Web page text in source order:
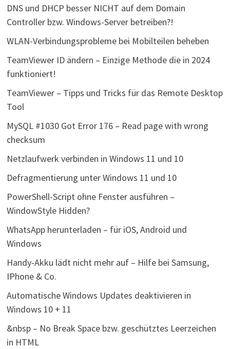
DNS und DHCP besser NICHT auf dem Domain
Controller bzw. Windows-Server betreiben?!
WLAN-Verbindungsprobleme bei Mobilteilen beheben
TeamViewer ID ändern – Einzige Methode die in 2024
funktioniert!
TeamViewer – Tipps und Tricks für das Remote Desktop
Tool
MySQL #1030 Got Error 176 – Read page with wrong
checksum
Netzlaufwerk verbinden in Windows 11 und 10
Defragmentierung unter Windows 11 und 10
PowerShell-Script ohne Fenster ausführen –
WindowStyle Hidden?
WhatsApp herunterladen – für iOS, Android und
Windows
Handy-Akku lädt nicht mehr auf – Hilfe bei Samsung,
IPhone & Co.
Automatische Windows Updates deaktivieren in
Windows 10 + 11
&nbsp – No Break Space bzw. geschütztes Leerzeichen
in HTML